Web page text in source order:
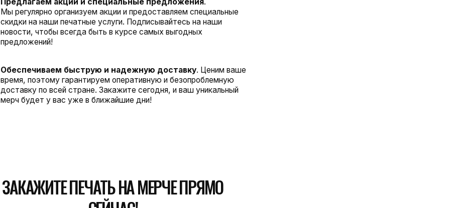
ПЕЧАТЬ НА МЕРЧЕ ПРЯМО
мерч с помощью нашей услуги печати по технологии
Выразите свой стиль и креативность через качественную